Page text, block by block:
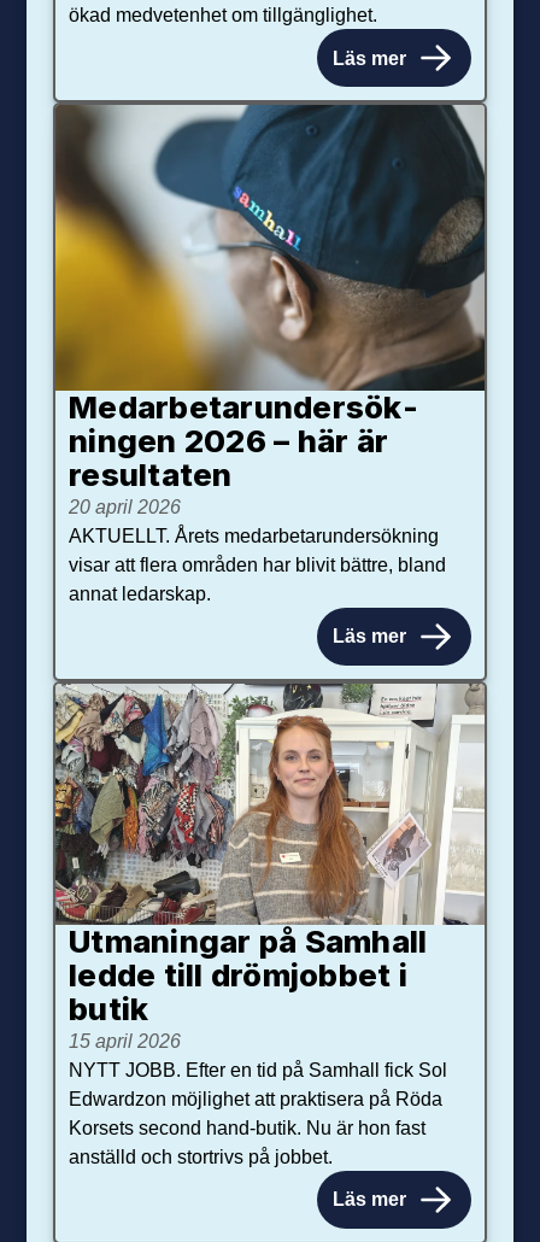
ökad medvetenhet om tillgänglighet.
Läs mer
Medarbetar­under­sök­
ningen 2026 – här är
resultaten
20 april 2026
AKTUELLT. Årets medarbetarundersökning
visar att flera områden har blivit bättre, bland
annat ledarskap.
Läs mer
Utmaningar på Sam­hall
ledde till dröm­jobbet i
butik
15 april 2026
NYTT JOBB. Efter en tid på Samhall fick Sol
Edwardzon möjlighet att praktisera på Röda
Korsets second hand-butik. Nu är hon fast
anställd och stortrivs på jobbet.
Läs mer